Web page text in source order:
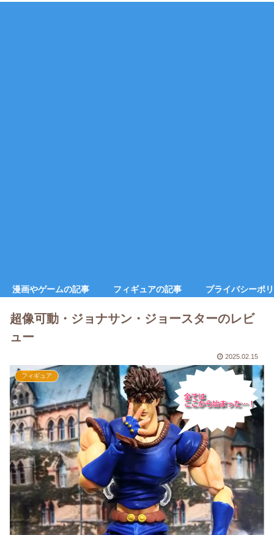
漫画やゲームの記事 フィギュアの記事 プライバシーポ
超像可動・ジョナサン・ジョースターのレビ
ュー
2025.02.15
フィギュア